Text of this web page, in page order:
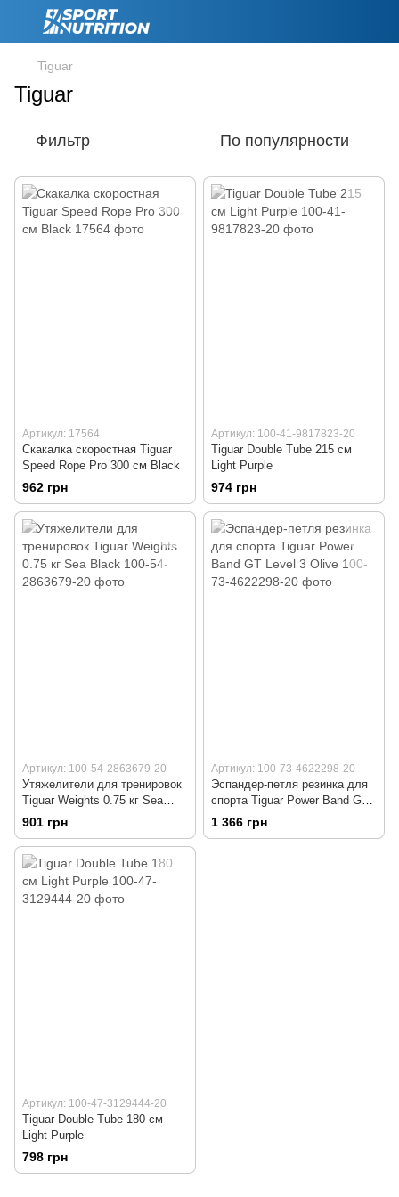
Tiguar
Tiguar
Фильтр По популярности
Артикул: 17564
Скакалка скоростная Tiguar
Speed Rope Pro 300 см Black
962 грн
Артикул: 100-41-9817823-20
Tiguar Double Tube 215 см
Light Purple
974 грн
Артикул: 100-54-2863679-20
Утяжелители для тренировок
Tiguar Weights 0.75 кг Sea
Black
901 грн
Артикул: 100-73-4622298-20
Эспандер-петля резинка для
спорта Tiguar Power Band GT
Level 3 Olive
1 366 грн
Артикул: 100-47-3129444-20
Tiguar Double Tube 180 см
Light Purple
798 грн